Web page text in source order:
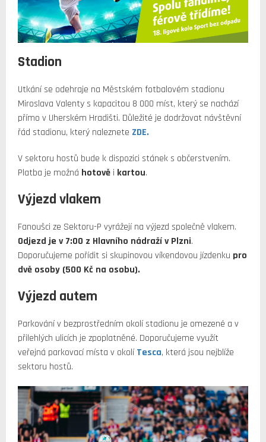
Stadion
Utkání se odehraje na Městském fotbalovém stadionu
Miroslava Valenty s kapacitou 8 000 míst, který se nachází
přímo v Uherském Hradišti. Důležité je dodržovat návštěvní
řád stadionu, který naleznete ZDE.
V sektoru hostů bude k dispozici stánek s občerstvením.
Platba je možná hotově i kartou.
Výjezd vlakem
Fanoušci ze Sektoru-P vyrážejí na výjezd společně vlakem.
Odjezd je v 7:00 z Hlavního nádraží v Plzni.
Doporučujeme pořídit si skupinovou víkendovou jízdenku pro
dvě osoby (500 Kč na osobu).
Výjezd autem
Parkování v bezprostředním okolí stadionu je omezené a v
přilehlých ulicích je zpoplatněné. Doporučujeme využít
veřejná parkovací místa v okolíTesca, která jsou nejblíže
sektoru hostů.